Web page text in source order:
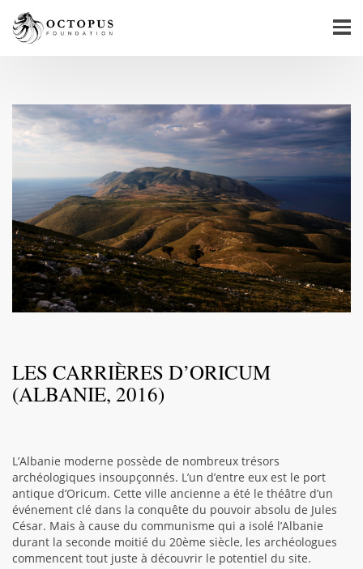
LES CARRIÈRES D’ORICUM
(ALBANIE, 2016)
L’Albanie moderne possède de nombreux trésors
archéologiques insoupçonnés. L’un d’entre eux est le port
antique d’Oricum. Cette ville ancienne a été le théâtre d’un
événement clé dans la conquête du pouvoir absolu de Jules
César. Mais à cause du communisme qui a isolé l’Albanie
durant la seconde moitié du 20ème siècle, les archéologues
commencent tout juste à découvrir le potentiel du site.